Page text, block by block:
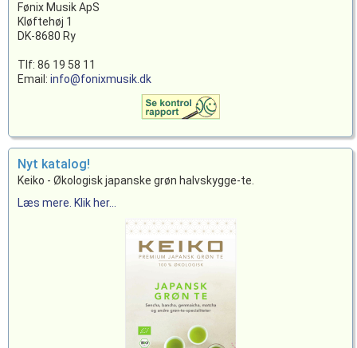
Fønix Musik ApS
Kløftehøj 1
DK-8680 Ry
Tlf: 86 19 58 11
Email: info@fonixmusik.dk
Nyt katalog!
Keiko - Økologisk japanske grøn halvskygge-te.
Læs mere. Klik her...